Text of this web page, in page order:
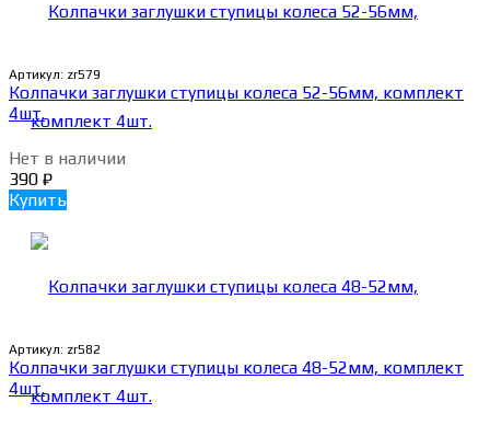
Артикул: zr579
Колпачки заглушки ступицы колеса 52-56мм, комплект
4шт.
Нет в наличии
390 ₽
Купить
Артикул: zr582
Колпачки заглушки ступицы колеса 48-52мм, комплект
4шт.